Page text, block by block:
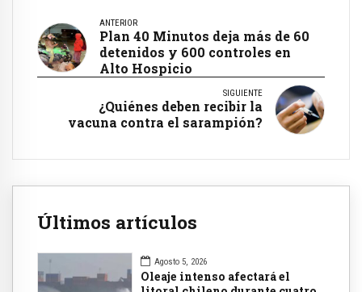
ANTERIOR
Plan 40 Minutos deja más de 60
detenidos y 600 controles en
Alto Hospicio
SIGUIENTE
¿Quiénes deben recibir la
vacuna contra el sarampión?
Últimos artículos
Agosto 5, 2026
Oleaje intenso afectará el